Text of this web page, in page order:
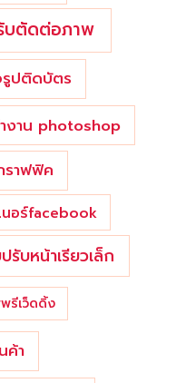
บตัดต่อภาพ
ปติดบัตร
งาน photoshop
ราฟฟิค
นอร์facebook
รับหน้าเรียวเล็ก
รีเว็ดดิ้ง
ค้า